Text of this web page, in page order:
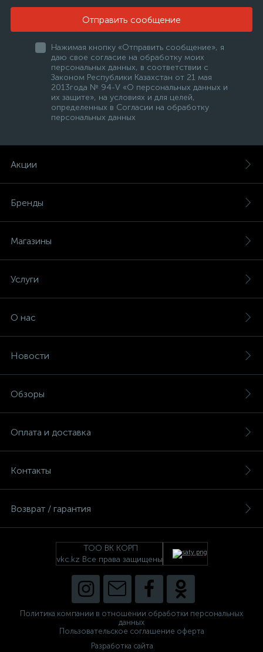
Отправить сообщение
Нажимая кнопку «Отправить сообщение», я
даю свое согласие на обработку моих
персональных данных, в соответствии с
Законом Республики Казахстан от 21 мая
2013года № 94-V «О персональных данных и
их защите», на условиях и для целей,
определенных в Согласии на обработку
персональных данных
Акции
Бренды
Магазины
Услуги
О нас
Новости
Обзоры
Оплата и доставка
Контакты
Возврат / гарантия
ТОО ВК КОРП
vkc.kz Все права защищены
Политика компании в отношении обработки персональных
данных
Пользовательское соглашение оферта
Разработка сайта